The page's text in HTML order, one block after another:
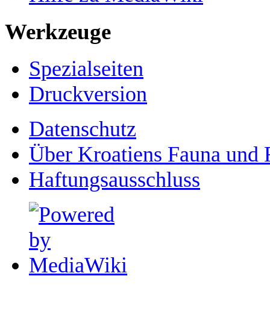
Werkzeuge
Spezialseiten
Druckversion
Datenschutz
Über Kroatiens Fauna und
Haftungsausschluss